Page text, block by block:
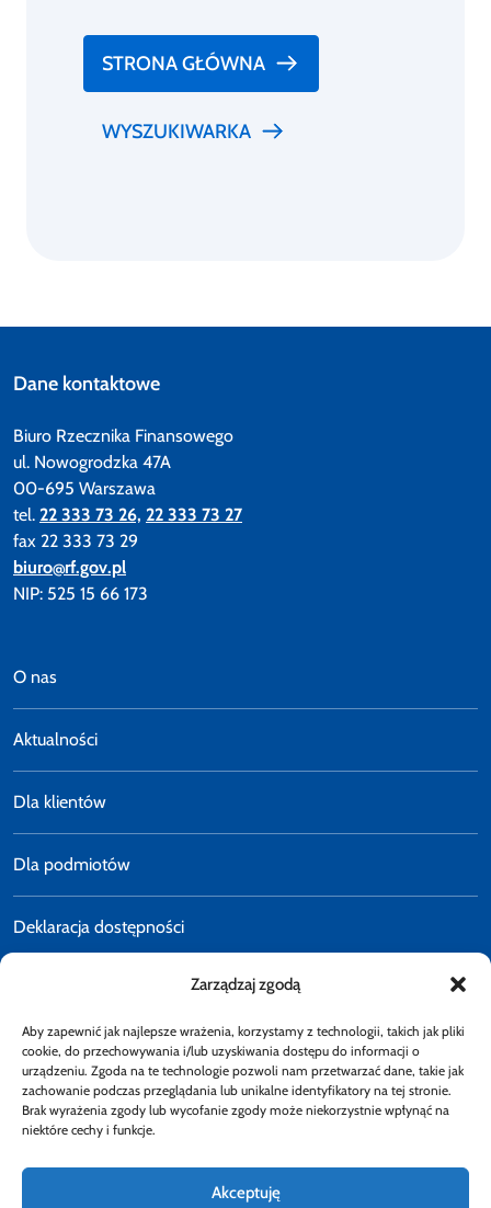
Zarządzaj zgodą
Aby zapewnić jak najlepsze wrażenia, korzystamy z technologii, takich jak pliki
cookie, do przechowywania i/lub uzyskiwania dostępu do informacji o
urządzeniu. Zgoda na te technologie pozwoli nam przetwarzać dane, takie jak
zachowanie podczas przeglądania lub unikalne identyfikatory na tej stronie.
Brak wyrażenia zgody lub wycofanie zgody może niekorzystnie wpłynąć na
niektóre cechy i funkcje.
Akceptuję
STRONA GŁÓWNA
WYSZUKIWARKA
Dane kontaktowe
Biuro Rzecznika Finansowego
ul. Nowogrodzka 47A
00-695 Warszawa
tel. 22 333 73 26, 22 333 73 27
fax 22 333 73 29
biuro@rf.gov.pl
NIP: 525 15 66 173
O nas
Aktualności
Dla klientów
Dla podmiotów
Deklaracja dostępności
E-faktury
Dostępność